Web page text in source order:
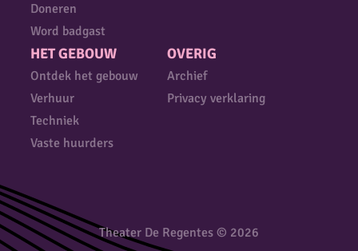
Doneren
Word badgast
HET GEBOUW
Ontdek het gebouw
Verhuur
Techniek
Vaste huurders
OVERIG
Archief
Privacy verklaring
Theater De Regentes © 2026